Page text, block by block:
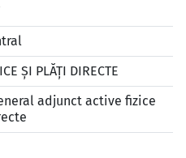
ȘI PLĂȚI DIRECTE
adjunct active fizice